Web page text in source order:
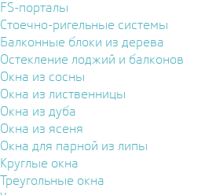
FS-порталы
Стоечно-ригельные системы
Балконные блоки из дерева
Остекление лоджий и балконов
Окна из сосны
Окна из лиственницы
Окна из дуба
Окна из ясеня
Окна для парной из липы
Круглые окна
Треугольные окна